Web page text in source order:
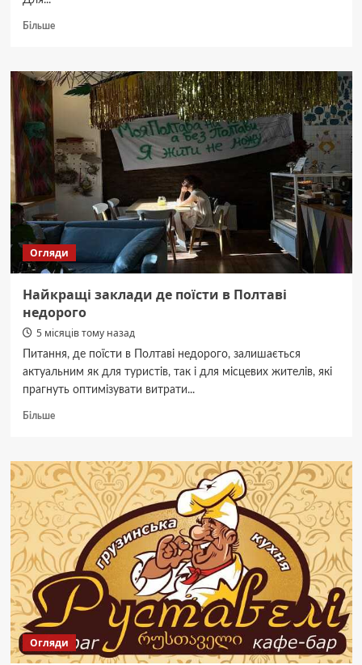
БільшеДокладніше
управління
ДПС
Полтавській
Огляди
Найкращі заклади де поїсти в Полтаві
недорого
5 місяців тому назад
Питання, де поїсти в Полтаві недорого, залишається
актуальним як для туристів, так і для місцевих жителів, які
прагнуть оптимізувати витрати...
БільшеДокладніше
заклади
де
поїсти
в
Полтаві
недорого
Огляди